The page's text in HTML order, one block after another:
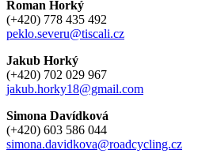
Roman Horký
(+420) 778 435 492
peklo.severu@tiscali.cz
Jakub Horký
(+420) 702 029 967
jakub.horky18@gmail.com
Simona Davídková
(+420) 603 586 044
simona.davidkova@roadcycling.cz